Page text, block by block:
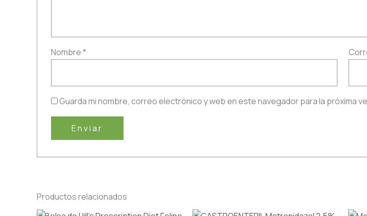
Nombre*
Guarda mi nombre, correo electrónico y web en este navegador para la próxima
Productos relacionados